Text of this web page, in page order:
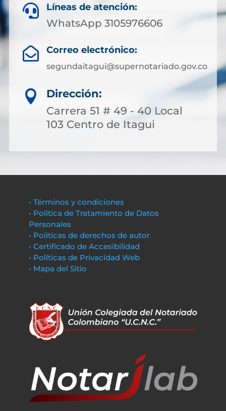
 Líneas de atención:
WhatsApp 3105976606
 Correo electrónico:
segundaitagui@supernotariado.gov.co

Dirección:
Carrera 51 # 49 - 40 Local
103 Centro de Itagui
• Términos y condiciones
• Política de Tratamiento de Datos
Personales
• Políticas de derechos de autor
• Certificado de Accesibilidad
• Políticas de Privacidad Web
• Mapa del Sitio